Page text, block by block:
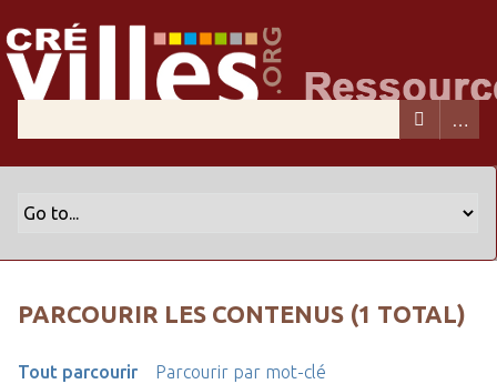
PARCOURIR LES CONTENUS (1 TOTAL)
Tout parcourir
Parcourir par mot-clé